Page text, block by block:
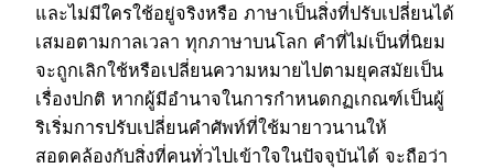
และไม่มีใครใช้อยู่จริงหรือ ภาษาเป็นสิ่งที่ปรับเปลี่ยนได้
เสมอตามกาลเวลา ทุกภาษาบนโลก คำที่ไม่เป็นที่นิยม
จะถูกเลิกใช้หรือเปลี่ยนความหมายไปตามยุคสมัยเป็น
เรื่องปกติ หากผู้มีอำนาจในการกำหนดกฏเกณฑ์เป็นผู้
ริเริ่มการปรับเปลี่ยนคำศัพท์ที่ใช้มายาวนานให้
สอดคล้องกับสิ่งที่คนทั่วไปเข้าใจในปัจจุบันได้ จะถือว่า